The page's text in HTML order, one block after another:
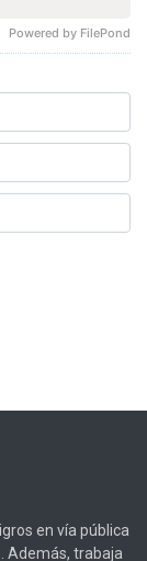
Powered by FilePond
en vía pública
Además, trabaja